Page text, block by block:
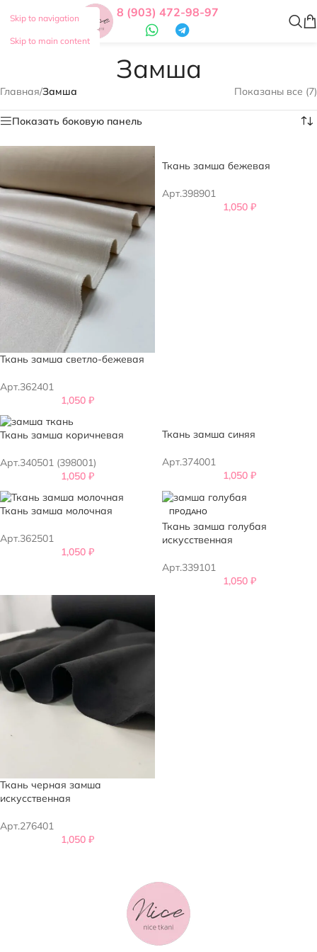
Skip to navigation
Skip to main content
8 (903) 472-98-97
Замша
Главная/Замша Показаны все (7)
Показать боковую панель
Ткань замша светло-бежевая
Арт.362401
1,050 ₽
Ткань замша бежевая
Арт.398901
1,050 ₽
Ткань замша коричневая
Арт.340501 (398001)
1,050 ₽
Ткань замша синяя
Арт.374001
1,050 ₽
Ткань замша молочная
Арт.362501
1,050 ₽
ПРОДАНО
Ткань замша голубая
искусственная
Арт.339101
1,050 ₽
Ткань черная замша
искусственная
Арт.276401
1,050 ₽